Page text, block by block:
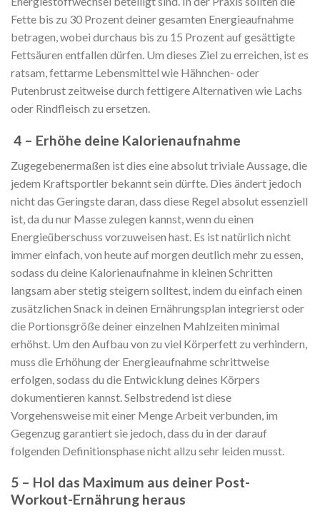
Fette bis zu 30 Prozent deiner gesamten Energieaufnahme
betragen, wobei durchaus bis zu 15 Prozent auf gesättigte
Fettsäuren entfallen dürfen. Um dieses Ziel zu erreichen, ist es
ratsam, fettarme Lebensmittel wie Hähnchen- oder
Putenbrust zeitweise durch fettigere Alternativen wie Lachs
oder Rindfleisch zu ersetzen.
4 – Erhöhe deine Kalorienaufnahme
Zugegebenermaßen ist dies eine absolut triviale Aussage, die
jedem Kraftsportler bekannt sein dürfte. Dies ändert jedoch
nicht das Geringste daran, dass diese Regel absolut essenziell
ist, da du nur Masse zulegen kannst, wenn du einen
Energieüberschuss vorzuweisen hast. Es ist natürlich nicht
immer einfach, von heute auf morgen deutlich mehr zu essen,
sodass du deine Kalorienaufnahme in kleinen Schritten
langsam aber stetig steigern solltest, indem du einfach einen
zusätzlichen Snack in deinen Ernährungsplan integrierst oder
die Portionsgröße deiner einzelnen Mahlzeiten minimal
erhöhst. Um den Aufbau von zu viel Körperfett zu verhindern,
muss die Erhöhung der Energieaufnahme schrittweise
erfolgen, sodass du die Entwicklung deines Körpers
dokumentieren kannst. Selbstredend ist diese
Vorgehensweise mit einer Menge Arbeit verbunden, im
Gegenzug garantiert sie jedoch, dass du in der darauf
folgenden Definitionsphase nicht allzu sehr leiden musst.
5 – Hol das Maximum aus deiner Post-
Workout-Ernährung heraus